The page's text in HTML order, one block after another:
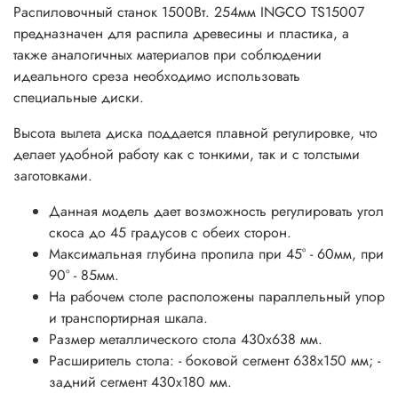
Распиловочный станок 1500Вт. 254мм INGCO TS15007
предназначен для распила древесины и пластика, а
также аналогичных материалов при соблюдении
идеального среза необходимо использовать
специальные диски.
Высота вылета диска поддается плавной регулировке, что
делает удобной работу как с тонкими, так и с толстыми
заготовками.
Данная модель дает возможность регулировать угол
скоса до 45 градусов с обеих сторон.
Максимальная глубина пропила при 45° - 60мм, при
90° - 85мм.
На рабочем столе расположены параллельный упор
и транспортирная шкала.
Размер металлического стола 430х638 мм.
Расширитель стола: - боковой сегмент 638х150 мм; -
задний сегмент 430х180 мм.